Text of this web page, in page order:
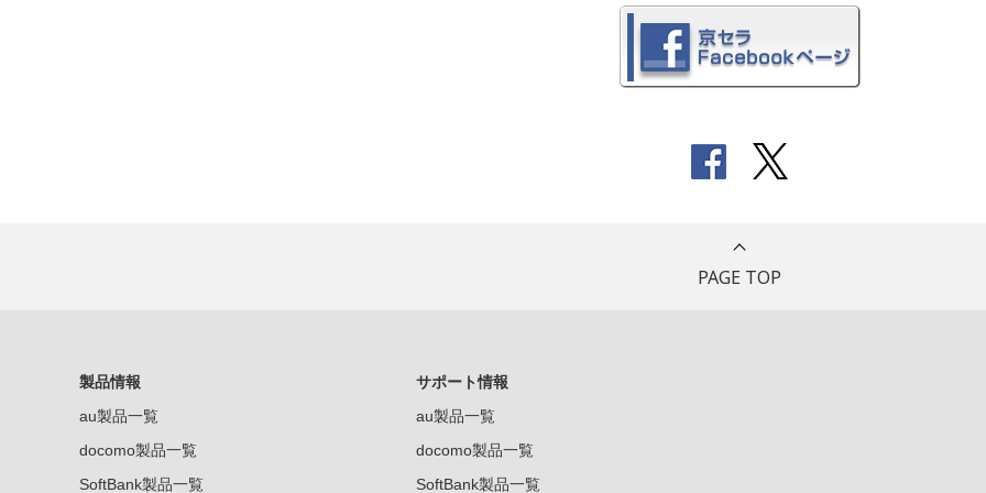
PAGE TOP
製品情報
au製品一覧
docomo製品一覧
SoftBank製品一覧
サポート情報
au製品一覧
docomo製品一覧
SoftBank製品一覧